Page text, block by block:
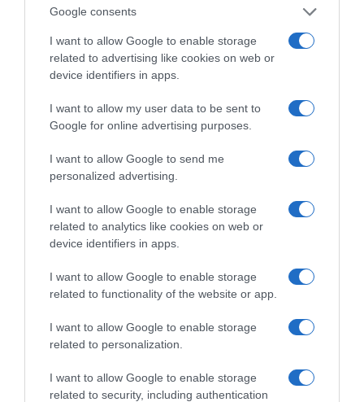
Google consents
I want to allow Google to enable storage
related to advertising like cookies on web or
device identifiers in apps.
I want to allow my user data to be sent to
Google for online advertising purposes.
I want to allow Google to send me
personalized advertising.
I want to allow Google to enable storage
related to analytics like cookies on web or
device identifiers in apps.
I want to allow Google to enable storage
related to functionality of the website or app.
I want to allow Google to enable storage
related to personalization.
I want to allow Google to enable storage
related to security, including authentication
LIVE: Η Θεία Λειτουργία της Μεταμορφώσεως του
Σωτήρος
Ξύπνησαν, αλλά για τους λάθος λόγους…
Παναθηναϊκός – ΤΣΣΚΑ 1948 1-1: «Στραβοπάτημα»
GSI: Στο έργο διασύνδεσης Ελλάδας-Κύπρου η